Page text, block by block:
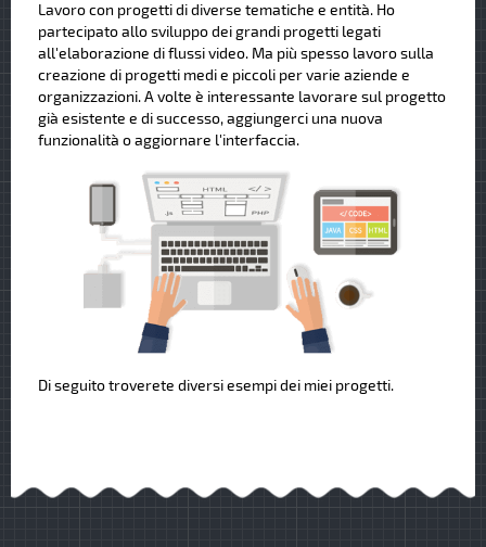
Lavoro con progetti di diverse tematiche e entità. Ho
partecipato allo sviluppo dei grandi progetti legati
all'elaborazione di flussi video. Ma più spesso lavoro sulla
creazione di progetti medi e piccoli per varie aziende e
organizzazioni. A volte è interessante lavorare sul progetto
già esistente e di successo, aggiungerci una nuova
funzionalità o aggiornare l'interfaccia.
Di seguito troverete diversi esempi dei miei progetti.